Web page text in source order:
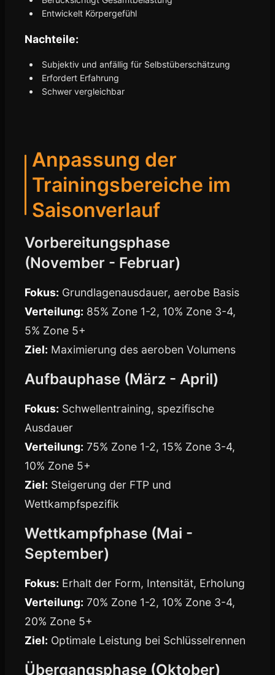
Entwickelt Körpergefühl
Nachteile:
Subjektiv und anfällig für Selbstüberschätzung
Erfordert Erfahrung
Schwer vergleichbar
Anpassung der
Trainingsbereiche im
Saisonverlauf
Vorbereitungsphase
(November - Februar)
Fokus: Grundlagenausdauer, aerobe Basis
Verteilung: 85% Zone 1-2, 10% Zone 3-4,
5% Zone 5+
Ziel: Maximierung des aeroben Volumens
Aufbauphase (März - April)
Fokus: Schwellentraining, spezifische
Ausdauer
Verteilung: 75% Zone 1-2, 15% Zone 3-4,
10% Zone 5+
Ziel: Steigerung der FTP und
Wettkampfspezifik
Wettkampfphase (Mai -
September)
Fokus: Erhalt der Form, Intensität, Erholung
Verteilung: 70% Zone 1-2, 10% Zone 3-4,
20% Zone 5+
Ziel: Optimale Leistung bei Schlüsselrennen
Übergangsphase (Oktober)